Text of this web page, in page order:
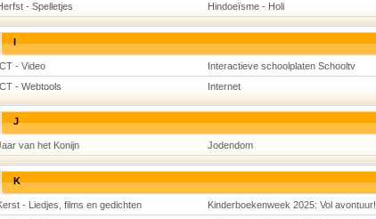
- Spelletjes
Hindoeïsme - Holi
I
- Video Interactieve schoolplaten Schooltv
- Webtools
Internet
J
van het Konijn Jodendom
K
- Liedjes, films en gedichten Kinderboekenweek 2025: Vol avontuur!